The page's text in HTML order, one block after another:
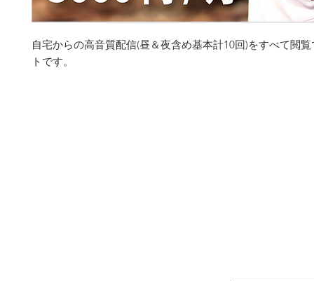
自宅からの高音質配信(昼＆夜含め基本計10回)をすべて閲
トです。